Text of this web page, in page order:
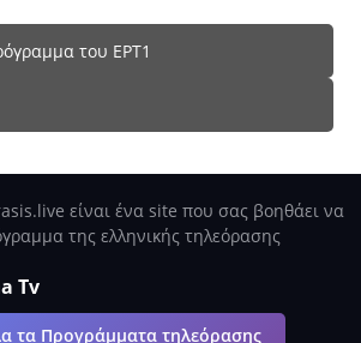
του ΕΡΤ1
είναι ένα site που σας βοηθάει να
της ελληνικής τηλεόρασης
Tv
τα Προγράμματα τηλεόρασης